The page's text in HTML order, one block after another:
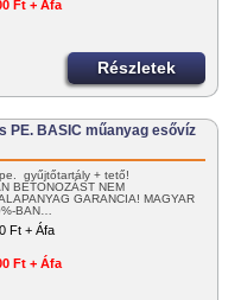
Ft + Áfa
Részletek
PE. BASIC műanyag esővíz
gyűjtőtartály + tető!
BETONOZÁST NEM
GARANCIA! MAGYAR
BAN…
Ft + Áfa
Ft + Áfa